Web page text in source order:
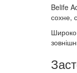
Belife
сохне,
Широко